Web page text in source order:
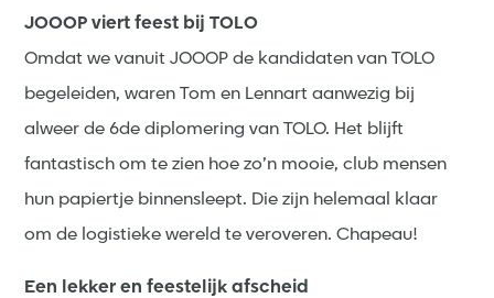
JOOOP viert feest bij TOLO
Omdat we vanuit JOOOP de kandidaten van TOLO
begeleiden, waren Tom en Lennart aanwezig bij
alweer de 6de diplomering van TOLO. Het blijft
fantastisch om te zien hoe zo’n mooie, club mensen
hun papiertje binnensleept. Die zijn helemaal klaar
om de logistieke wereld te veroveren. Chapeau!
Een lekker en feestelijk afscheid